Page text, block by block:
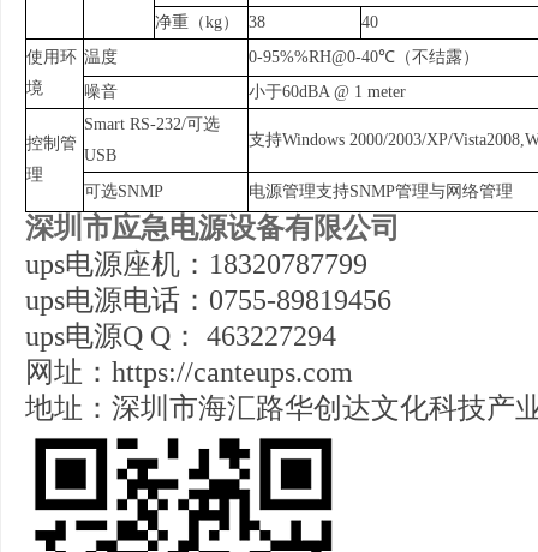
净重（kg） 38
40
使用环
境
温度
0-95%%RH@0-40℃（不结露）
噪音
小于60dBA @ 1 meter
控制管
理
Smart RS-232/可选
USB
支持Windows 2000/2003/XP/
可选SNMP 电源管理支持SNMP管理与网络管理
深圳市应急电源设备有限公司
ups电源座机 ： 18320787799
ups电源电话 ： 0755-89819456
ups电源Q Q： 463227294
网址： https://canteups.com
地址：深圳市海汇路华创达文化科技产